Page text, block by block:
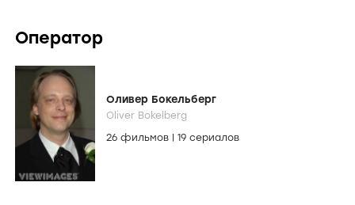
Оператор
Оливер Бокельберг
Oliver Bokelberg
26 фильмов
19 сериалов